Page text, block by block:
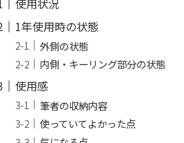
使用状況
1年使用時の状態
外側の状態
内側・キーリング部分の状態
使用感
筆者の収納内容
使っていてよかった点